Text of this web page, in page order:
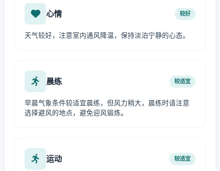
心情 较好
天气较好，注意室内通风降温，保持淡泊宁静的心态。
晨练 较适宜
早晨气象条件较适宜晨练，但风力稍大，晨练时请注意
选择避风的地点，避免迎风锻炼。
运动 较适宜